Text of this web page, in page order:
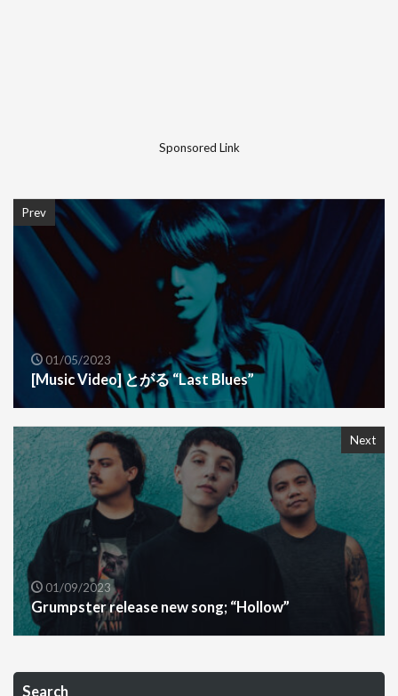
Sponsored Link
Prev
01/05/2023
[Music Video] とがる “Last Blues”
Next
01/09/2023
Grumpster release new song; “Hollow”
Search